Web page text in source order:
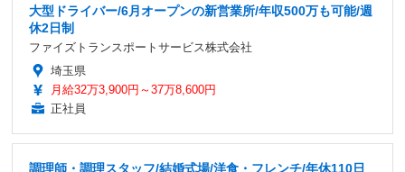
大型ドライバー/6月オープンの新営業所/年収500万も可能/週
休2日制
ファイズトランスポートサービス株式会社
埼玉県
月給32万3,900円～37万8,600円
正社員
調理師・調理スタッフ/結婚式場/洋食・フレンチ/年休110日